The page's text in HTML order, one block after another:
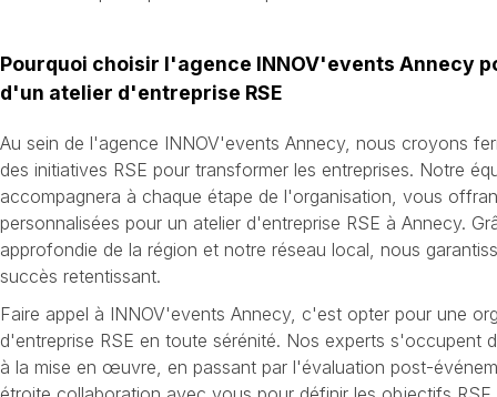
Pourquoi choisir l'agence INNOV'events Annecy
d'un atelier d'entreprise RSE
Au sein de l'agence INNOV'events Annecy, nous croyons
des initiatives RSE pour transformer les entreprises. Notre
accompagnera à chaque étape de l'organisation, vous
personnalisées pour un atelier d'entreprise RSE à Annecy.
approfondie de la région et notre réseau local, nous
succès retentissant.
Faire appel à INNOV'events Annecy, c'est opter pour une
d'entreprise RSE en toute sérénité. Nos experts s'occupent
à la mise en œuvre, en passant par l'évaluation post-